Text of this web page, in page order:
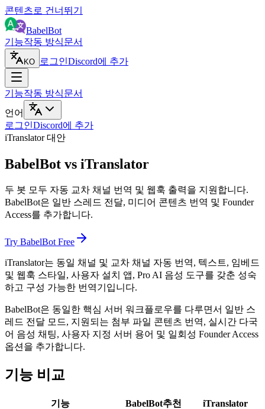
콘텐츠로 건너뛰기
BabelBot
기능작동 방식문서
KO 로그인Discord에 추가
기능작동 방식문서
언어
로그인Discord에 추가
iTranslator 대안
BabelBot vs iTranslator
두 봇 모두 자동 교차 채널 번역 및 웹훅 출력을 지원합니다.
BabelBot은 일반 스레드 전달, 미디어 콘텐츠 번역 및 Founder
Access를 추가합니다.
Try BabelBot Free
iTranslator는 동일 채널 및 교차 채널 자동 번역, 텍스트, 임베드
및 웹훅 스타일, 사용자 설치 앱, Pro AI 음성 도구를 갖춘 성숙
하고 구성 가능한 번역기입니다.
BabelBot은 동일한 핵심 서버 워크플로우를 다루면서 일반 스
레드 전달 모드, 지원되는 첨부 파일 콘텐츠 번역, 실시간 다국
어 음성 채팅, 사용자 지정 서버 용어 및 일회성 Founder Access
옵션을 추가합니다.
기능 비교
기능 BabelBot추천
iTranslator